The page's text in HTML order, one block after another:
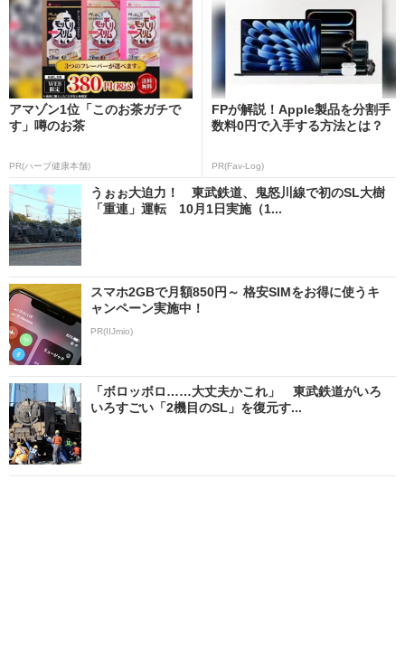
アマゾン1位「このお茶ガチで
す」噂のお茶
PR(ハーブ健康本舗)
FPが解説！Apple製品を分割手
数料0円で入手する方法とは？
PR(Fav-Log)
うぉぉ大迫力！ 東武鉄道、鬼怒川線で初のSL大樹
「重連」運転 10月1日実施（1...
スマホ2GBで月額850円～ 格安SIMをお得に使うキ
ャンペーン実施中！
PR(IIJmio)
「ボロッボロ……大丈夫かこれ」 東武鉄道がいろ
いろすごい「2機目のSL」を復元す...